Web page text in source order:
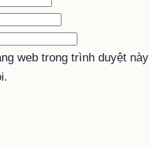
web trong trình duyệt này